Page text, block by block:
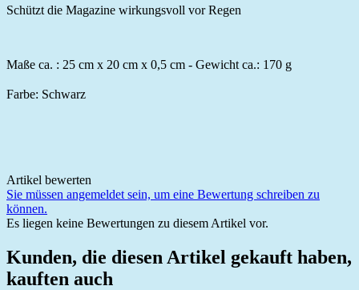
Schützt die Magazine wirkungsvoll vor Regen
Maße ca. : 25 cm x 20 cm x 0,5 cm - Gewicht ca.: 170 g
Farbe: Schwarz
Artikel bewerten
Sie müssen angemeldet sein, um eine Bewertung schreiben zu
können.
Es liegen keine Bewertungen zu diesem Artikel vor.
Kunden, die diesen Artikel gekauft haben,
kauften auch